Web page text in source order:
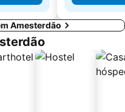
Amesterdão